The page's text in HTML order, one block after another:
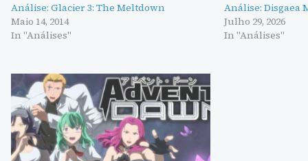
Análise: Glacier 3: The Meltdown
Maio 14, 2014
In "Análises"
Análise: Disgaea
Julho 29, 2026
In "Análises"